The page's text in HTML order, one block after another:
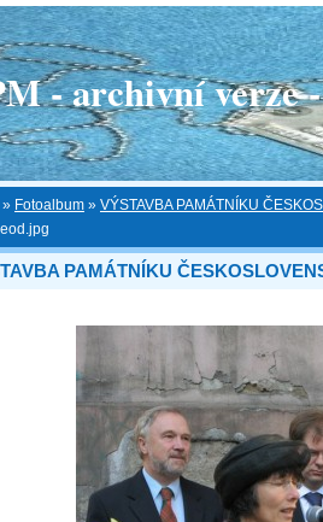
- archivní verze
» Fotoalbum » VÝSTAVBA PAMÁTNÍKU
PAMÁTNÍKU